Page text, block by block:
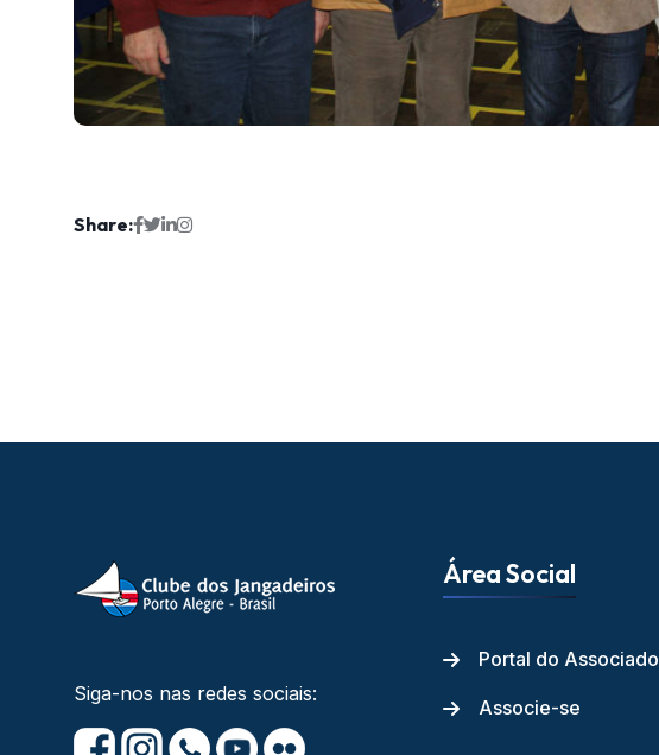
Share:
Siga-nos nas redes sociais:
Área Social
Portal do Associado
Associe-se